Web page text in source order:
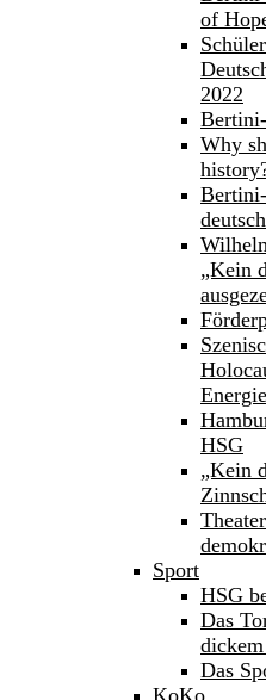
of
2022
Why
„Kein
HSG
„Kein
Sport
HSG
Das
Das